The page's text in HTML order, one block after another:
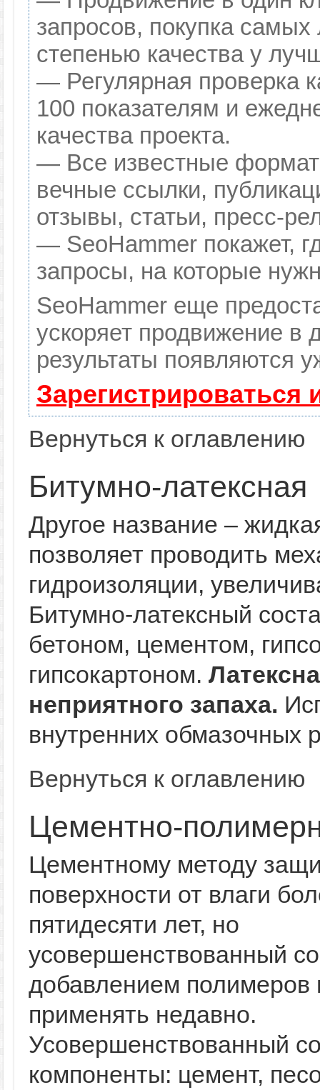
запросов, покупка
степенью качества у
— Регулярная проверка
100 показателям и
качества проекта.
— Все известные
вечные ссылки,
отзывы, статьи, пресс-
— SeoHammer покажет,
запросы, на которые
SeoHammer еще
ускоряет продвижение в
результаты появляются
Вернуться к оглавлению
Битумно-латексная
Другое название –
позволяет проводить
гидроизоляции,
Битумно-латексный
бетоном, цементом,
гипсокартоном.
неприятного запаха.
внутренних обмазочных
Вернуться к оглавлению
Цементно-
Цементному методу
поверхности от влаги
пятидесяти лет, но
усовершенствованный
добавлением полимеров
применять недавно.
Усовершенствованный
компоненты: цемент,